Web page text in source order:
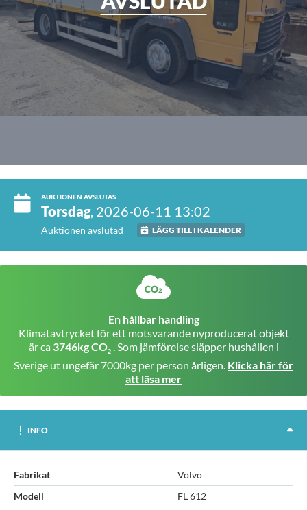
AUKTIONEN AVSLUTAS
Torsdag, 2026-06-11 13:02
Auktionen avslutad LÄGG TILL I KALENDER
En hållbar handling
Klimatavtrycket för ett motsvarande nyproducerat objekt
är ca 3746kg CO2 . Som jämförelse släpper hushållen i
Sverige ut ungefär 7000kg per person årligen. Klicka här för
att läsa mer
INFO
Fabrikat
Volvo
Modell
FL 612